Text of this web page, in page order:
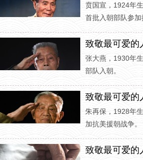
贲国宣，1924年
首批入朝部队参加
致敬最可爱
张大燕，1930年
部队入朝。
致敬最可爱
朱再保，1928年
加抗美援朝战争。
致敬最可爱